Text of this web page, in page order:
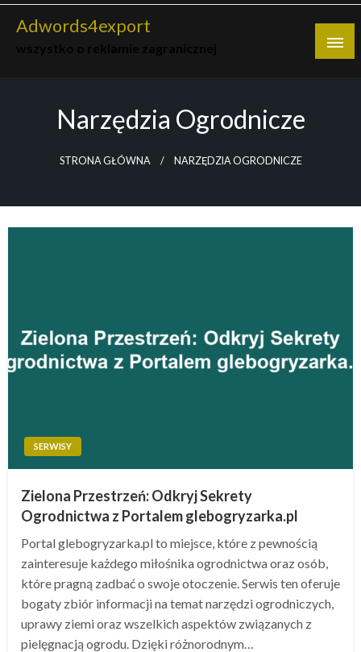
Skip
Adwords4export
Narzędzia Ogrodnicze
STRONA GŁÓWNA NARZĘDZIA OGRODNICZE
SERWISY
Zielona Przestrzeń: Odkryj Sekrety
Ogrodnictwa z Portalem glebogryzarka.pl
Portal glebogryzarka.pl to miejsce, które z pewnością
zainteresuje każdego miłośnika ogrodnictwa oraz osób,
które pragną zadbać o swoje otoczenie. Serwis ten oferuje
bogaty zbiór informacji na temat narzędzi ogrodniczych,
uprawy ziemi oraz wszelkich aspektów związanych z
pielęgnacją ogrodu. Dzięki różnorodnym…